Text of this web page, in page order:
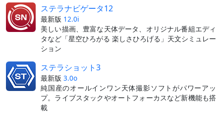
ステラナビゲータ12
最新版 12.0i
美しい描画、豊富な天体データ、オリジナル番組エディ
タなど「星空ひろがる 楽しさひろげる」天文シミュレー
ション
ステラショット3
最新版 3.0o
純国産のオールインワン天体撮影ソフトがパワーアッ
プ。ライブスタックやオートフォーカスなど新機能も搭
載